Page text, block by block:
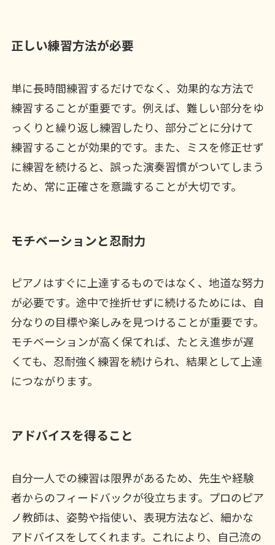
正しい練習方法が必要
単に長時間練習するだけでなく、効果的な方法で
練習することが重要です。例えば、難しい部分をゆ
っくりと繰り返し練習したり、部分ごとに分けて
練習することが効果的です。また、ミスを修正せず
に練習を続けると、誤った演奏習慣がついてしまう
ため、常に正確さを意識することが大切です。
モチベーションと忍耐力
ピアノはすぐに上達するものではなく、地道な努力
が必要です。途中で挫折せずに続けるためには、自
分なりの目標や楽しみを見つけることが重要です。
モチベーションが高く保てれば、たとえ進歩が遅
くても、忍耐強く練習を続けられ、結果として上達
につながります。
アドバイスを得ること
自分一人での練習は限界があるため、先生や経験
者からのフィードバックが役立ちます。プロのピア
ノ教師は、姿勢や指使い、表現方法など、細かな
アドバイスをしてくれます。これにより、自己流の